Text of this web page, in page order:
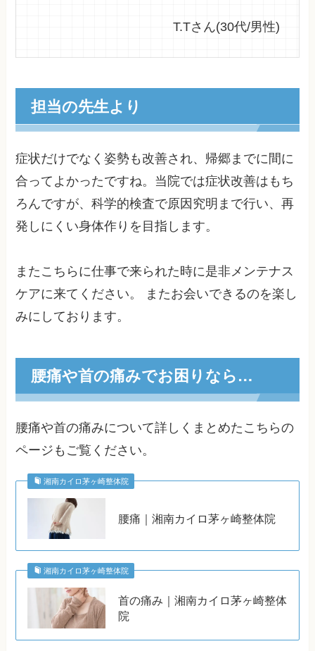
T.Tさん(30代/男性)
担当の先生より
症状だけでなく姿勢も改善され、帰郷までに間に
合ってよかったですね。当院では症状改善はもち
ろんですが、科学的検査で原因究明まで行い、再
発しにくい身体作りを目指します。
またこちらに仕事で来られた時に是非メンテナス
ケアに来てください。 またお会いできるのを楽し
みにしております。
腰痛や首の痛みでお困りなら…
腰痛や首の痛みについて詳しくまとめたこちらの
ページもご覧ください。
湘南カイロ茅ヶ崎整体院
腰痛｜湘南カイロ茅ヶ崎整体院
湘南カイロ茅ヶ崎整体院
首の痛み｜湘南カイロ茅ヶ崎整体
院